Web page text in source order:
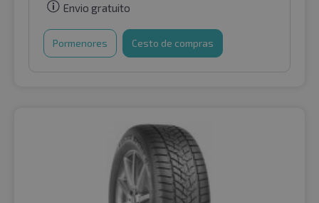
Envio gratuito
Pormenores Cesto de compras